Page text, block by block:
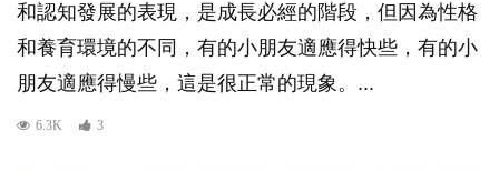
和認知發展的表現，是成長必經的階段，但因為性格
和養育環境的不同，有的小朋友適應得快些，有的小
朋友適應得慢些，這是很正常的現象。...
6.3K 3